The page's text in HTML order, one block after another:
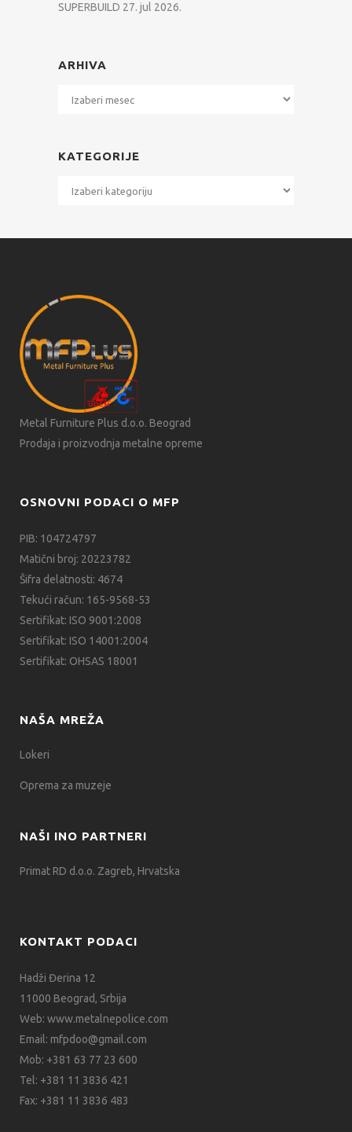
SUPERBUILD 27. jul 2026.
ARHIVA
Arhiva
KATEGORIJE
Kategorije
Metal Furniture Plus d.o.o. Beograd
Prodaja i proizvodnja metalne opreme
OSNOVNI PODACI O MFP
PIB: 104724797
Matični broj: 20223782
Šifra delatnosti: 4674
Tekući račun: 165-9568-53
Sertifikat: ISO 9001:2008
Sertifikat: ISO 14001:2004
Sertifikat: OHSAS 18001
NAŠA MREŽA
Lokeri
Oprema za muzeje
NAŠI INO PARTNERI
Primat RD d.o.o. Zagreb, Hrvatska
KONTAKT PODACI
Hadži Đerina 12
11000 Beograd, Srbija
Web: www.metalnepolice.com
Email: mfpdoo@gmail.com
Mob: +381 63 77 23 600
Tel: +381 11 3836 421
Fax: +381 11 3836 483